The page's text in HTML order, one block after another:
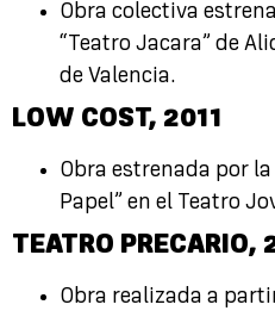
Obra colectiva
“Teatro Jacara” de
de Valencia.
LOW COST, 2011
Obra estrenada por
Papel” en el Teatro
TEATRO PRECARIO,
Obra realizada a